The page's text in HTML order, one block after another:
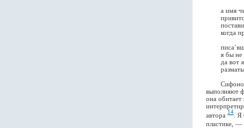
а имя чье
привито?
поставить
когда
я бы не
да вот же
выполняют
она
автора 14 .
пластике, —